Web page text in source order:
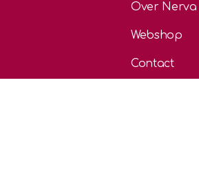
Over Nerva
Webshop
Contact